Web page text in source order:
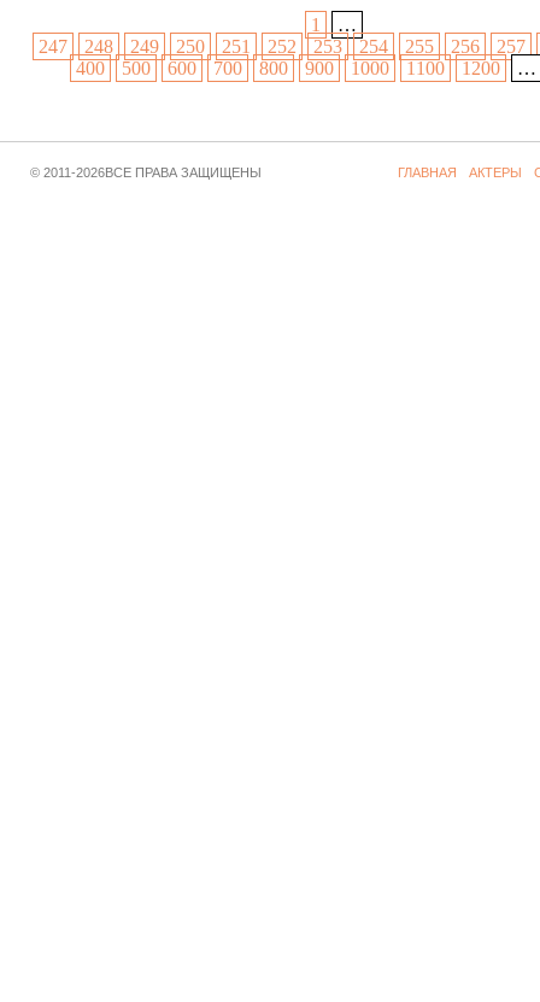
1
…
247
248 249 250 251 252 253 254 255 256
257
400
500 600 700 800 900 1000 1100 1200 …
© 2011-2026ВСЕ ПРАВА ЗАЩИЩЕНЫ ГЛАВНАЯ АКТЕРЫ